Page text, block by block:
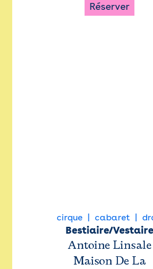
Réserver
cirque cabaret
Bestiaire/Vestaire
Antoine Linsale
Maison De La